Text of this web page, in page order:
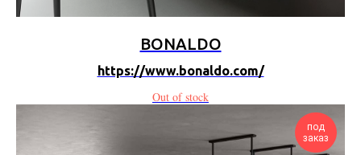
BONALDO
https://www.bonaldo.com/
Out of stock
под
заказ